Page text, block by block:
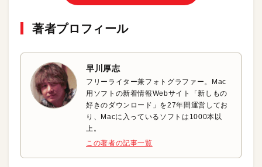
著者プロフィール
早川厚志
フリーライター兼フォトグラファー。Mac
用ソフトの新着情報Webサイト「新しもの
好きのダウンロード」を27年間運営してお
り、Macに入っているソフトは1000本以
上。
この著者の記事一覧